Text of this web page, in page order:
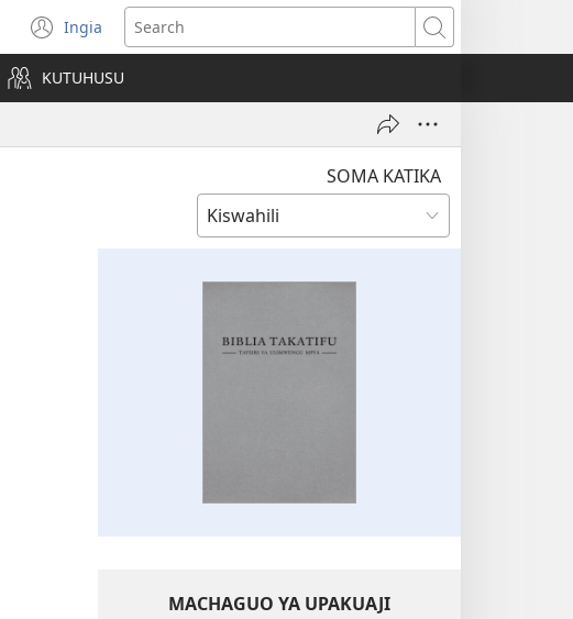
Ingia
(opens
new
window)
Search
KUTUHUSU
SOMA KATIKA
MACHAGUO YA UPAKUAJI